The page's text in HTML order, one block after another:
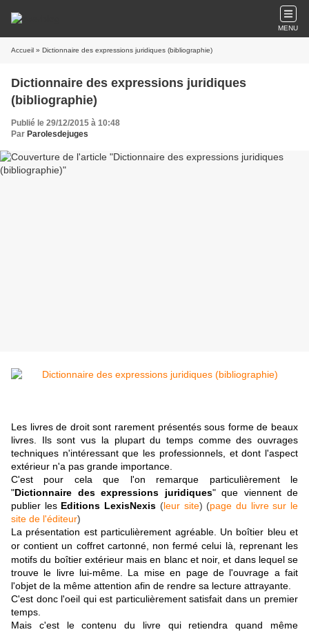
MENU
Accueil » Dictionnaire des expressions juridiques (bibliographie)
Dictionnaire des expressions juridiques
(bibliographie)
Publié le 29/12/2015 à 10:48
Par Parolesdejuges
Les livres de droit sont rarement présentés sous forme de beaux
livres. Ils sont vus la plupart du temps comme des ouvrages
techniques n'intéressant que les professionnels, et dont l'aspect
extérieur n'a pas grande importance.
C'est pour cela que l'on remarque particulièrement le
"Dictionnaire des expressions juridiques" que viennent de
publier les Editions LexisNexis (leur site) (page du livre sur le
site de l'éditeur)
La présentation est particulièrement agréable. Un boîtier bleu et
or contient un coffret cartonné, non fermé celui là, reprenant les
motifs du boîtier extérieur mais en blanc et noir, et dans lequel se
trouve le livre lui-même. La mise en page de l'ouvrage a fait
l'objet de la même attention afin de rendre sa lecture attrayante.
C'est donc l'oeil qui est particulièrement satisfait dans un premier
temps.
Mais c'est le contenu du livre qui retiendra quand même